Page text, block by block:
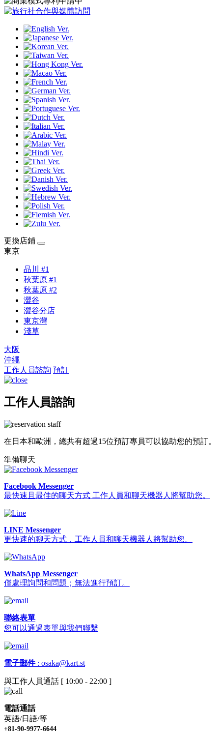
更換店鋪
東京
品川 #1
秋葉原 #1
秋葉原 #2
澀谷
澀谷分店
東京灣
淺草
大阪
沖繩
工作人員諮詢 預訂
工作人員諮詢
在日本和歐洲，總共有超過15位預訂專員可以協助您的預訂。
準備聊天
Facebook Messenger
最快速且最佳的聊天方式 工作人員和聊天機器人將幫助您。
LINE Messenger
更快速的聊天方式，工作人員和聊天機器人將幫助您。
WhatsApp Messenger
僅處理詢問和問題；無法進行預訂。
聯絡表單
您可以通過表單與我們聯繫
電子郵件: osaka@kart.st
與工作人員通話 [ 10:00 - 22:00 ]
電話通話
英語/日語/等
+81-90-9977-6644